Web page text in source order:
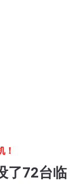
！
了72台临